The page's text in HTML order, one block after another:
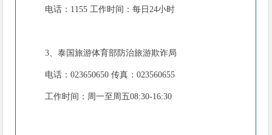
电话：1155 工作时间：每日24小时
3、泰国旅游体育部防治旅游欺诈局
电话：023650650 传真：023560655
工作时间：周一至周五08:30-16:30